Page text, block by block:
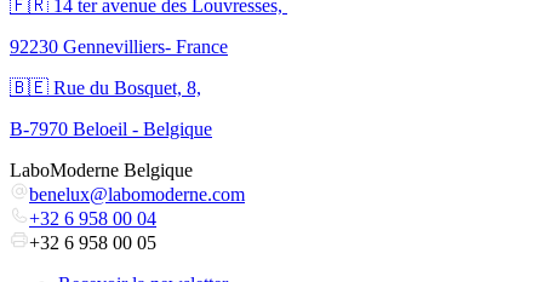
🇫🇷 ​14 ter avenue des Louvresses,
92230 Gennevilliers- France
🇧🇪 Rue du Bosquet, 8,
B-7970 Beloeil - Belgique
LaboModerne Belgique
benelux@labomoderne.com
+32 6 958 00 04
+32 6 958 00 05